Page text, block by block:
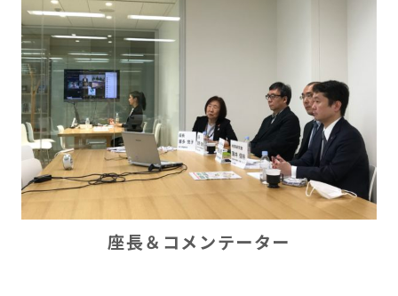
座長＆コメンテーター